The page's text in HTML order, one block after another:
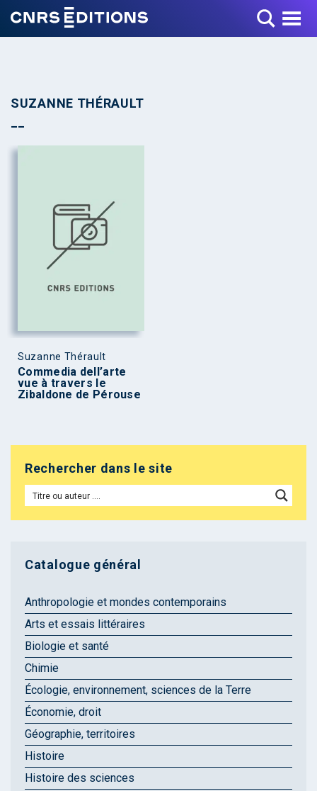
Toggle Menu
SUZANNE THÉRAULT
Suzanne Thérault
Commedia dell’arte
vue à travers le
Zibaldone de Pérouse
Rechercher dans le site
Catalogue général
Anthropologie et mondes contemporains
Arts et essais littéraires
Biologie et santé
Chimie
Écologie, environnement, sciences de la Terre
Économie, droit
Géographie, territoires
Histoire
Histoire des sciences